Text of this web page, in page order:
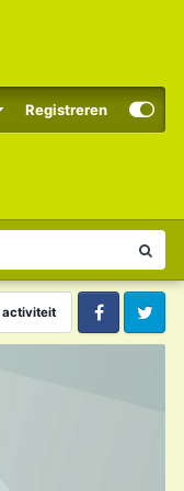
Registreren
activiteit
FacebookTwitter